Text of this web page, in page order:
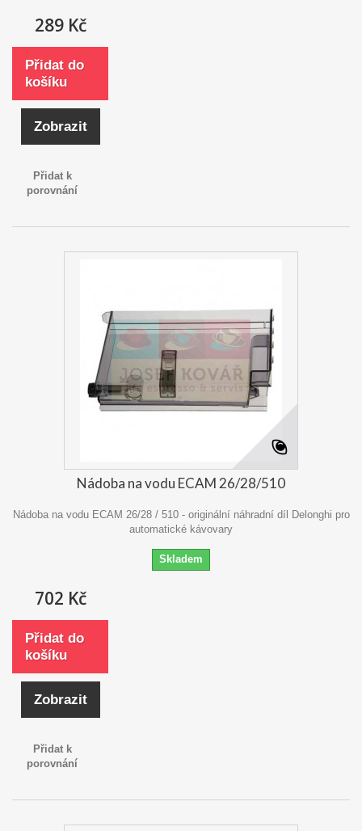
289 Kč
Přidat do
košíku
Zobrazit
Přidat k
porovnání
Nádoba na vodu ECAM 26/28/510
Nádoba na vodu ECAM 26/28 / 510 - originální náhradní díl Delonghi pro
automatické kávovary
Skladem
702 Kč
Přidat do
košíku
Zobrazit
Přidat k
porovnání